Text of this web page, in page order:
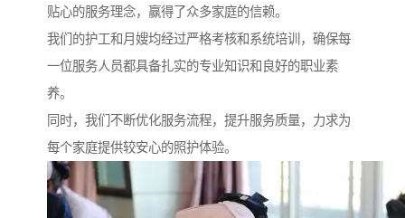
贴心的服务理念，赢得了众多家庭的信赖。
我们的护工和月嫂均经过严格考核和系统培训，确保每
一位服务人员都具备扎实的专业知识和良好的职业素
养。
同时，我们不断优化服务流程，提升服务质量，力求为
每个家庭提供较安心的照护体验。